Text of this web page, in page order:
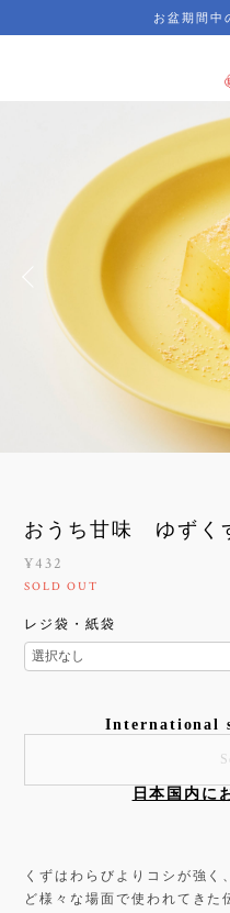
お盆期間中
おうち甘味 ゆず
¥432
SOLD OUT
レジ袋・紙袋
International
日本国内に
くずはわらびよりコシが強く
ど様々な場面で使われてき